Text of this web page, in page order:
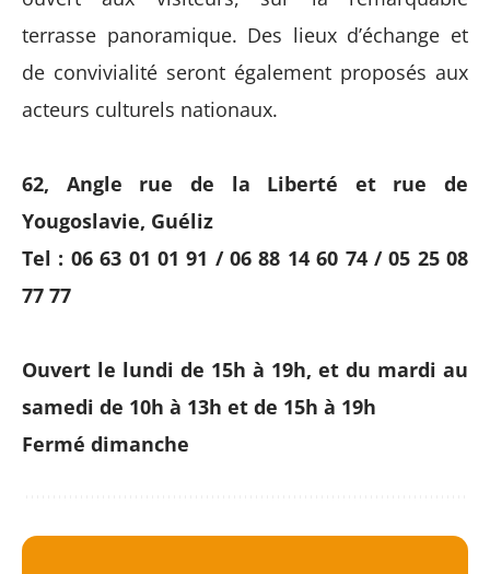
terrasse panoramique. Des lieux d’échange et
de convivialité seront également proposés aux
acteurs culturels nationaux.
62, Angle rue de la Liberté et rue de
Yougoslavie, Guéliz
Tel : 06 63 01 01 91 / 06 88 14 60 74 / 05 25 08
77 77
Ouvert le lundi de 15h à 19h, et du mardi au
samedi de 10h à 13h et de 15h à 19h
Fermé dimanche